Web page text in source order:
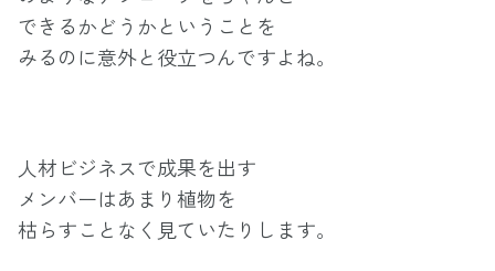
できるかどうかということを
みるのに意外と役立つんですよね。
人材ビジネスで成果を出す
メンバーはあまり植物を
枯らすことなく見ていたりします。